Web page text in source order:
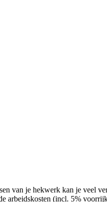
van je hekwerk kan je veel
arbeidskosten (incl. 5%